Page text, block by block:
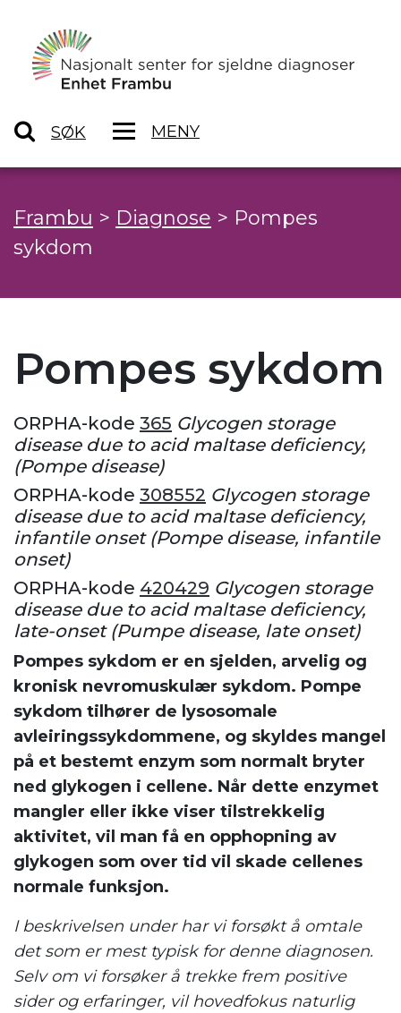
SØK MENY
Frambu > Diagnose > Pompes
sykdom
Pompes sykdom
ORPHA-kode 365 Glycogen storage
disease due to acid maltase deficiency,
(Pompe disease)
ORPHA-kode 308552 Glycogen storage
disease due to acid maltase deficiency,
infantile onset (Pompe disease, infantile
onset)
ORPHA-kode 420429 Glycogen storage
disease due to acid maltase deficiency,
late-onset (Pumpe disease, late onset)
Pompes sykdom er en sjelden, arvelig og
kronisk nevromuskulær sykdom. Pompe
sykdom tilhører de lysosomale
avleiringssykdommene, og skyldes mangel
på et bestemt enzym som normalt bryter
ned glykogen i cellene. Når dette enzymet
mangler eller ikke viser tilstrekkelig
aktivitet, vil man få en opphopning av
glykogen som over tid vil skade cellenes
normale funksjon.
I beskrivelsen under har vi forsøkt å omtale
det som er mest typisk for denne diagnosen.
Selv om vi forsøker å trekke frem positive
sider og erfaringer, vil hovedfokus naturlig